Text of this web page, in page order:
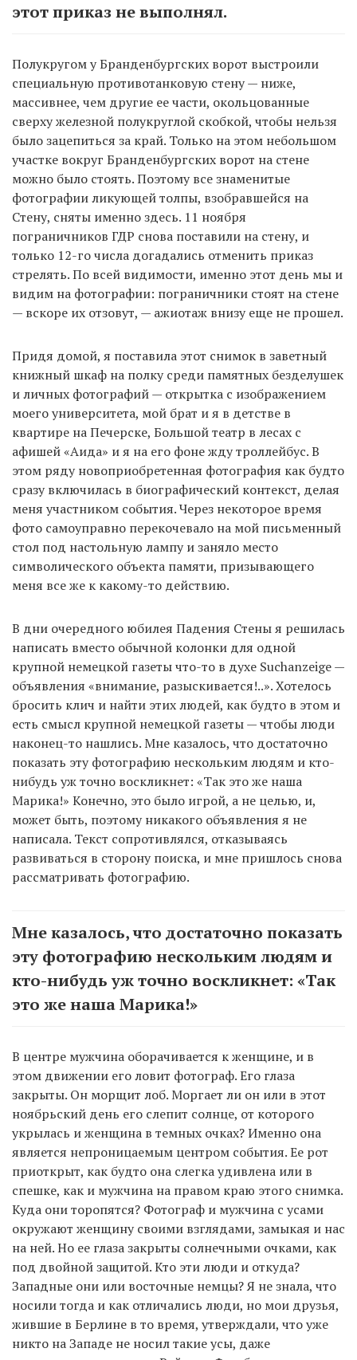
этот приказ не выполнял.
Полукругом у Бранденбургских ворот выстроили
специальную противотанковую стену — ниже,
массивнее, чем другие ее части, окольцованные
сверху железной полукруглой скобкой, чтобы нельзя
было зацепиться за край. Только на этом небольшом
участке вокруг Бранденбургских ворот на стене
можно было стоять. Поэтому все знаменитые
фотографии ликующей толпы, взобравшейся на
Стену, сняты именно здесь. 11 ноября
пограничников ГДР снова поставили на стену, и
только 12-го числа догадались отменить приказ
стрелять. По всей видимости, именно этот день мы и
видим на фотографии: пограничники стоят на стене
— вскоре их отзовут, — ажиотаж внизу еще не прошел.
Придя домой, я поставила этот снимок в заветный
книжный шкаф на полку среди памятных безделушек
и личных фотографий — открытка с изображением
моего университета, мой брат и я в детстве в
квартире на Печерске, Большой театр в лесах с
афишей «Аида» и я на его фоне жду троллейбус. В
этом ряду новоприобретенная фотография как будто
сразу включилась в биографический контекст, делая
меня участником события. Через некоторое время
фото самоуправно перекочевало на мой письменный
стол под настольную лампу и заняло место
символического объекта памяти, призывающего
меня все же к какому-то действию.
В дни очередного юбилея Падения Стены я решилась
написать вместо обычной колонки для одной
крупной немецкой газеты что-то в духе Suchanzeige —
объявления «внимание, разыскивается!..». Хотелось
бросить клич и найти этих людей, как будто в этом и
есть смысл крупной немецкой газеты — чтобы люди
наконец-то нашлись. Мне казалось, что достаточно
показать эту фотографию нескольким людям и кто-
нибудь уж точно воскликнет: «Так это же наша
Марика!» Конечно, это было игрой, а не целью, и,
может быть, поэтому никакого объявления я не
написала. Текст сопротивлялся, отказываясь
развиваться в сторону поиска, и мне пришлось снова
рассматривать фотографию.
Мне казалось, что достаточно показать
эту фотографию нескольким людям и
кто-нибудь уж точно воскликнет: «Так
это же наша Марика!»
В центре мужчина оборачивается к женщине, и в
этом движении его ловит фотограф. Его глаза
закрыты. Он морщит лоб. Моргает ли он или в этот
ноябрьский день его слепит солнце, от которого
укрылась и женщина в темных очках? Именно она
является непроницаемым центром события. Ее рот
приоткрыт, как будто она слегка удивлена или в
спешке, как и мужчина на правом краю этого снимка.
Куда они торопятся? Фотограф и мужчина с усами
окружают женщину своими взглядами, замыкая и нас
на ней. Но ее глаза закрыты солнечными очками, как
под двойной защитой. Кто эти люди и откуда?
Западные они или восточные немцы? Я не знала, что
носили тогда и как отличались люди, но мои друзья,
жившие в Берлине в то время, утверждали, что уже
никто на Западе не носил такие усы, даже